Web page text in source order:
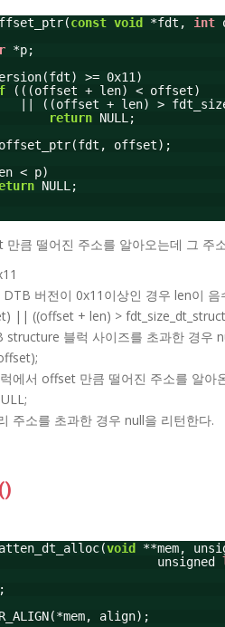
const void *fdt, int
*p;
>= 0x11)
(((offset + len) < offset)
|| ((offset + len) >
return NULL;
offset);
< p)
NULL;
큼 떨어진 주소를 알아오는데 그
버전이 0x11이상인 경우 len이
|| ((offset + len) >
블럭 사이즈를 초과한 경우
에서 offset 만큼 떨어진 주소를 알아
주소를 초과한 경우 null을 리턴한다.
void **mem,
unsigned
align);